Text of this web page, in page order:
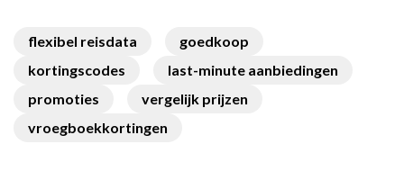
flexibel reisdata
goedkoop
kortingscodes
last-minute aanbiedingen
promoties
vergelijk prijzen
vroegboekkortingen